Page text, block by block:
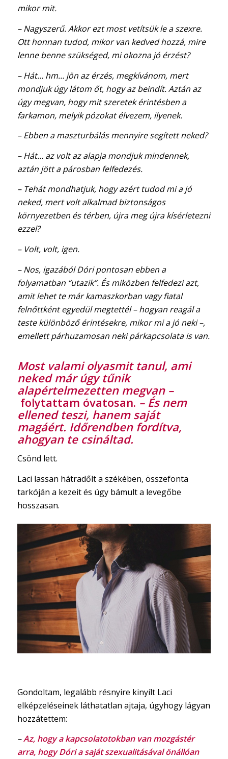
mikor mit.
– Nagyszerű. Akkor ezt most vetítsük le a szexre.
Ott honnan tudod, mikor van kedved hozzá, mire
lenne benne szükséged, mi okozna jó érzést?
– Hát… hm… jön az érzés, megkívánom, mert
mondjuk úgy látom őt, hogy az beindít. Aztán az
úgy megvan, hogy mit szeretek érintésben a
farkamon, melyik pózokat élvezem, ilyenek.
– Ebben a maszturbálás mennyire segített neked?
– Hát… az volt az alapja mondjuk mindennek,
aztán jött a párosban felfedezés.
– Tehát mondhatjuk, hogy azért tudod mi a jó
neked, mert volt alkalmad biztonságos
környezetben és térben, újra meg újra kísérletezni
ezzel?
– Volt, volt, igen.
– Nos, igazából Dóri pontosan ebben a
folyamatban “utazik”. És miközben felfedezi azt,
amit lehet te már kamaszkorban vagy fiatal
felnőttként egyedül megtettél – hogyan reagál a
teste különböző érintésekre, mikor mi a jó neki –,
emellett párhuzamosan neki párkapcsolata is van.
Most valami olyasmit tanul, ami
neked már úgy tűnik
alapértelmezetten megvan –
folytattam óvatosan. – És nem
ellened teszi, hanem saját
magáért. Időrendben fordítva,
ahogyan te csináltad.
Csönd lett.
Laci lassan hátradőlt a székében, összefonta
tarkóján a kezeit és úgy bámult a levegőbe
hosszasan.
Gondoltam, legalább résnyire kinyílt Laci
elképzeléseinek láthatatlan ajtaja, úgyhogy lágyan
hozzátettem:
–Az, hogy a kapcsolatotokban van mozgástér
arra, hogy Dóri a saját szexualitásával önállóan